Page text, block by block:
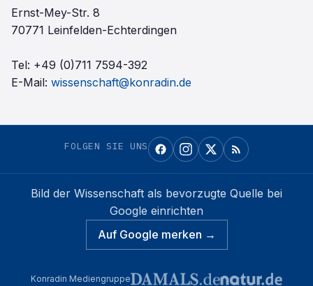
Ernst-Mey-Str. 8
70771 Leinfelden-Echterdingen
Tel: +49 (0)711 7594-392
E-Mail: wissenschaft@konradin.de
FOLGEN SIE UNS
Bild der Wissenschaft als bevorzugte Quelle bei
Google einrichten
Auf Google merken →
Konradin Mediengruppe